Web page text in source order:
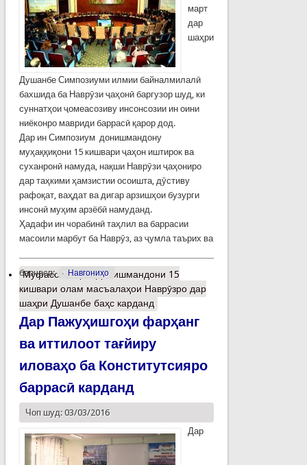
март
дар
шаҳри
Душанбе Симпозиуми илмии байналмилалӣ
бахшида ба Наврӯзи ҷаҳонӣ баргузор шуд, ки
суннатҳои ҷомеасозиву инсонсозии ин оини
ниёконро мавриди баррасӣ қарор дод.
Дар ин Симпозиум донишмандону
муҳаққиқони 15 кишвари ҷаҳон иштирок ва
суханронӣ намуда, нақши Наврӯзи ҷаҳониро
дар таҳкими ҳамзистии осоишта, дӯстиву
рафоқат, ваҳдат ва дигар арзишҳои бузурги
инсонӣ муҳим арзёбӣ намуданд.
Ҳадафи ин чорабинӣ таҳлил ва баррасии
масоили марбут ба Наврӯз, аз ҷумла таърих ва
барчасп: Навгониҳо
Муфассалтаро Донишмандони 15
кишвари олам масъалаҳои Наврӯзро дар
шаҳри Душанбе баҳс карданд
Дар Пажуҳишгоҳи фарҳанг
ва иттилоот тағйиру
иловаҳо ба Конститутсияро
баррасӣ карданд
Чоп шуд: 03/03/2016
Дар